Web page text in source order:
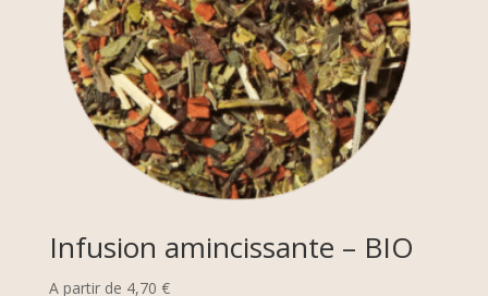
Infusion amincissante – BIO
A partir de 4,70 €